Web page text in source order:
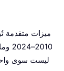
ليست سوى